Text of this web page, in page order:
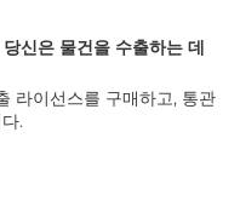
신은 물건을 수출하는 데
라이선스를 구매하고, 통관
.